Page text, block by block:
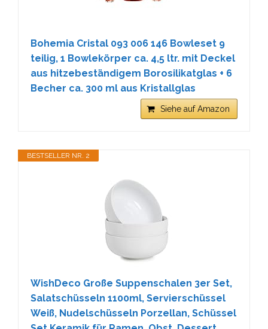
Bohemia Cristal 093 006 146 Bowleset 9
teilig, 1 Bowlekörper ca. 4,5 ltr. mit Deckel
aus hitzebeständigem Borosilikatglas + 6
Becher ca. 300 ml aus Kristallglas
Siehe auf Amazon
BESTSELLER NR. 2
WishDeco Große Suppenschalen 3er Set,
Salatschüsseln 1100ml, Servierschüssel
Weiß, Nudelschüsseln Porzellan, Schüssel